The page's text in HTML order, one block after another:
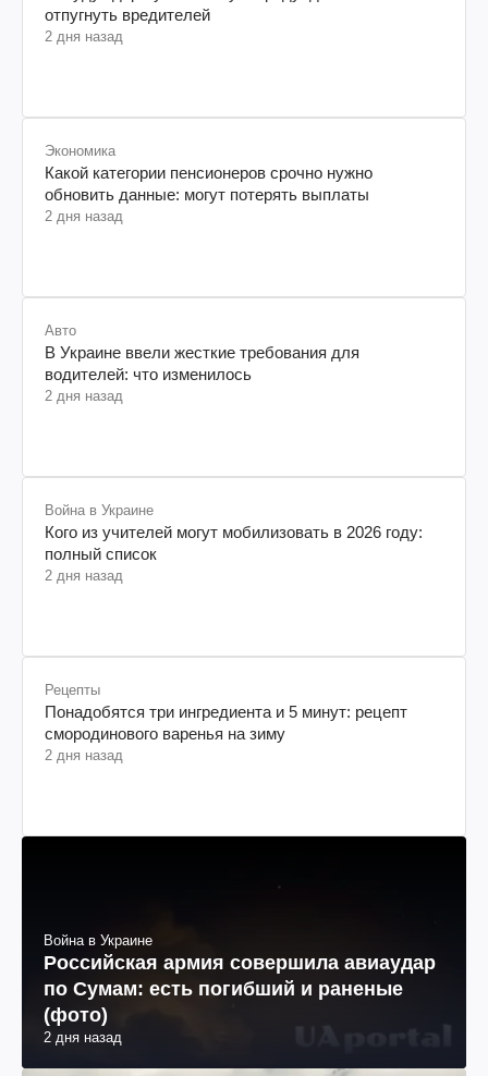
отпугнуть вредителей
2 дня назад
Экономика
Какой категории пенсионеров срочно нужно
обновить данные: могут потерять выплаты
2 дня назад
Авто
В Украине ввели жесткие требования для
водителей: что изменилось
2 дня назад
Война в Украине
Кого из учителей могут мобилизовать в 2026 году:
полный список
2 дня назад
Рецепты
Понадобятся три ингредиента и 5 минут: рецепт
смородинового варенья на зиму
2 дня назад
Война в Украине
Российская армия совершила авиаудар
по Сумам: есть погибший и раненые
(фото)
2 дня назад